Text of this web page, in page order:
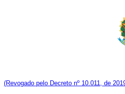
(Revogado pelo Decreto nº 10.011, de